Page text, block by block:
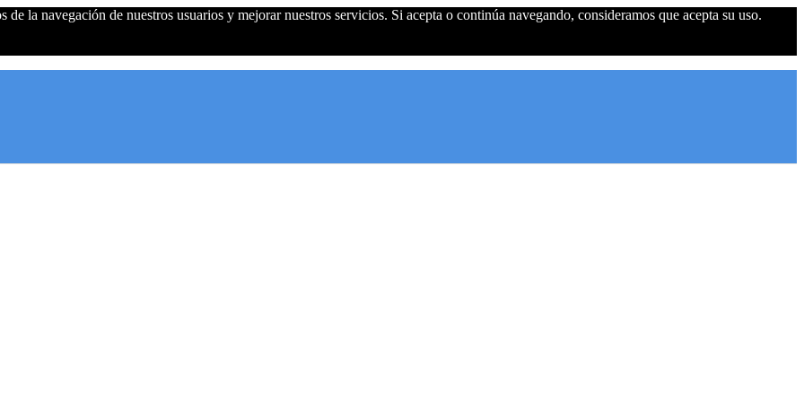
la navegación de nuestros usuarios y mejorar nuestros servicios. Si acepta o continúa navegando, consideramos que acepta su uso.